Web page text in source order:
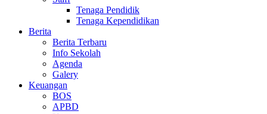
Tenaga Pendidik
Tenaga Kependidikan
Berita
Berita Terbaru
Info Sekolah
Agenda
Galery
Keuangan
BOS
APBD